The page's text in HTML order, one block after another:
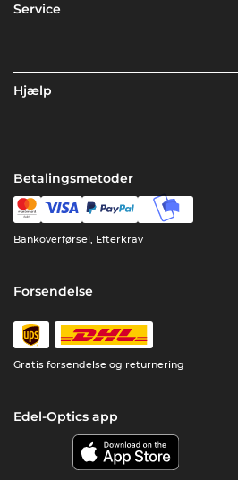
Service
Hjælp
Betalingsmetoder
Bankoverførsel, Efterkrav
Forsendelse
Gratis forsendelse og returnering
Edel-Optics app